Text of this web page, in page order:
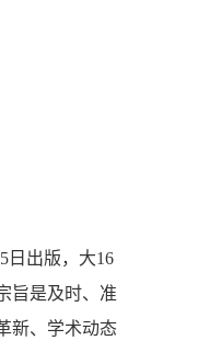
日出版，大16
旨是及时、准
新、学术动态